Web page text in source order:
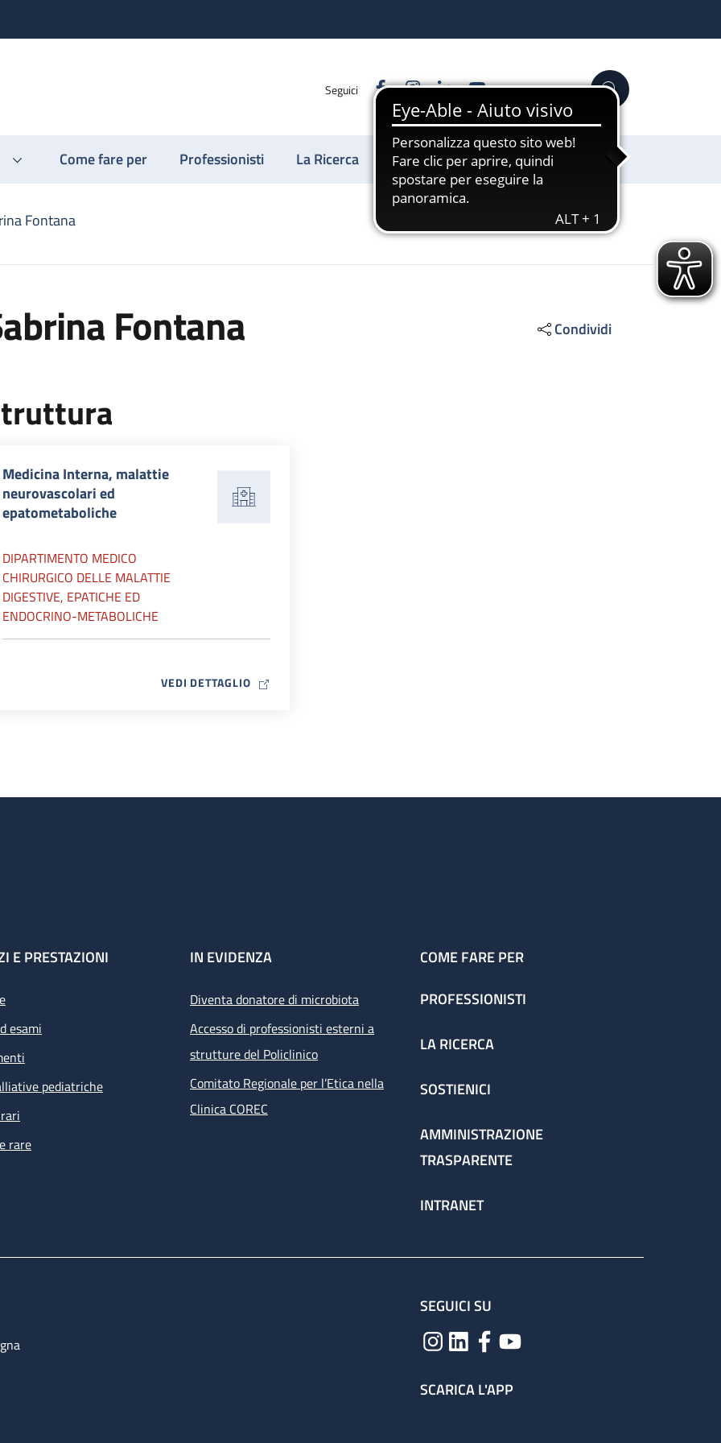
Seguici FacebookInstagram
LinkedinYouTube Cerca
Come fare per Professionisti La Ricerca Sostienici
Fontana
Fontana Condividi
Medicina Interna, malattie
neurovascolari ed
epatometaboliche
DIPARTIMENTO MEDICO
CHIRURGICO DELLE MALATTIE
DIGESTIVE, EPATICHE ED
ENDOCRINO-METABOLICHE
VEDI DETTAGLIOMAP ICON
E PRESTAZIONI
esami
pediatriche
rare
IN EVIDENZA
Diventa donatore di microbiota
Accesso di professionisti esterni a
strutture del Policlinico
Comitato Regionale per l’Etica nella
Clinica COREC
COME FARE PER
PROFESSIONISTI
LA RICERCA
SOSTIENICI
AMMINISTRAZIONE
TRASPARENTE
INTRANET
SEGUICI SU
SCARICA L'APP